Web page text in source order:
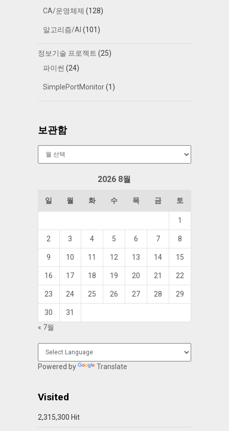
CA/운영체제 (128)
알고리즘/AI (101)
정보기술 프로젝트 (25)
파이썬 (24)
SimplePortMonitor(1)
보관함
2026 8월
일 월 화 수 목 금 토
1
2 3 4 5 6 7 8
9 10 11 12 13 14 15
16 17 18 19 20 21 22
23 24 25 26 27 28 29
30
31
« 7월
Powered by Translate
Visited
2,315,300 Hit